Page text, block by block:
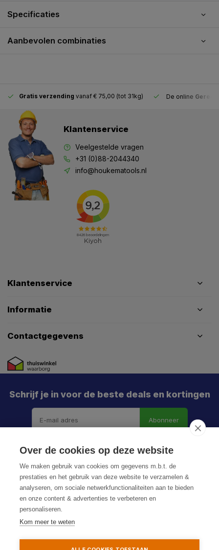
Specificaties
Aanbevolen combinaties
Gratis verzending vanaf € 75,00 (tot 31kg) De online
Klantenservice
Veelgestelde vragen
+31 (0)88-2044340
info@houkematools.nl
Klantenservice
Informatie
Contactgegevens
Schrijf je in voor de beste deals en kortingen
Abonneer
Privacy Policy
Over de cookies op deze website
We maken gebruik van cookies om gegevens m.b.t. de
prestaties en het gebruik van deze website te verzamelen &
analyseren, om sociale netwerkfunctionaliteiten aan te bieden
en onze content & advertenties te verbeteren en
personaliseren.
Kom meer te weten